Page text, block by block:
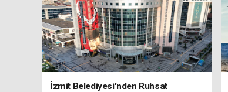
İzmit Belediyesi'nden Ruhsat